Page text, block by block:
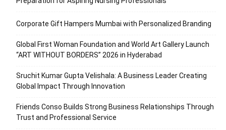
Corporate Gift Hampers Mumbai with Personalized Branding
Global First Woman Foundation and World Art Gallery Launch
“ART WITHOUT BORDERS” 2026 in Hyderabad
Sruchit Kumar Gupta Velishala: A Business Leader Creating
Global Impact Through Innovation
Friends Conso Builds Strong Business Relationships Through
Trust and Professional Service